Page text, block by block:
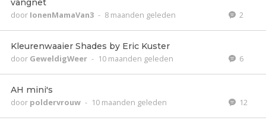
vangnet
door IonenMamaVan3 - 8 maanden geleden 2
Kleurenwaaier Shades by Eric Kuster
door GeweldigWeer - 10 maanden geleden 6
AH mini's
door poldervrouw - 10 maanden geleden 12